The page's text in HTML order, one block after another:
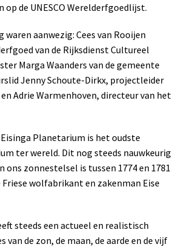
de UNESCO Werelderfgoedlijst.
waren aanwezig: Cees van Rooijen
van de Rijksdienst Cultureel
Marga Waanders van de gemeente
Jenny Schoute-Dirkx, projectleider
Adrie Warmenhoven, directeur van het
Planetarium is het oudste
ter wereld. Dit nog steeds nauwkeurig
ons zonnestelsel is tussen 1774 en 1781
Friese wolfabrikant en zakenman Eise
steeds een actueel en realistisch
van de zon, de maan, de aarde en de vijf